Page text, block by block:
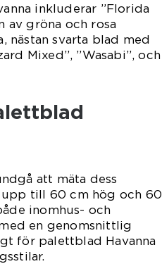
inkluderar ”Florida
av gröna och rosa
nästan svarta blad med
Mixed”, ”Wasabi”, och
att mäta dess
upp till 60 cm hög och 60
inomhus- och
en genomsnittlig
för palettblad Havanna